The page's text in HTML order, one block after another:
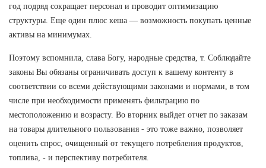
год подряд сокращает персонал и проводит оптимизацию
структуры. Еще один плюс кеша — возможность покупать ценные
активы на минимумах.
Поэтому вспомнила, слава Богу, народные средства, т. Соблюдайте
законы Вы обязаны ограничивать доступ к вашему контенту в
соответствии со всеми действующими законами и нормами, в том
числе при необходимости применять фильтрацию по
местоположению и возрасту. Во вторник выйдет отчет по заказам
на товары длительного пользования - это тоже важно, позволяет
оценить спрос, очищенный от текущего потребления продуктов,
топлива, - и перспективу потребителя.